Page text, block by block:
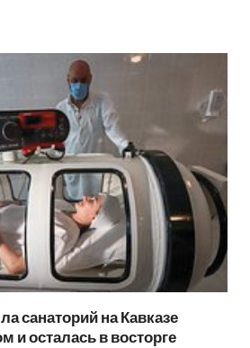
санаторий на Кавказе
и осталась в восторге